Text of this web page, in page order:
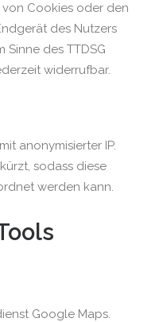
Cookies oder den
des Nutzers
Sinne des TTDSG
widerrufbar.
anonymisierter IP.
sodass diese
werden kann.
Google Maps.